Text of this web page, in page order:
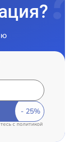
cполитикой